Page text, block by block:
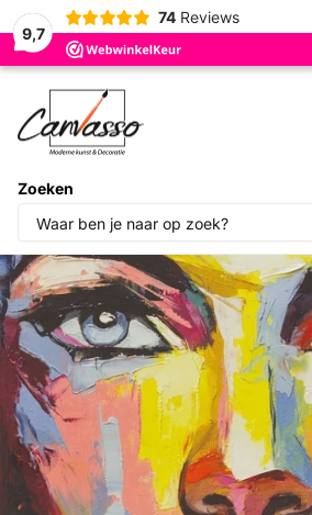
9,7
74 Reviews
Zoeken
Deel dit product